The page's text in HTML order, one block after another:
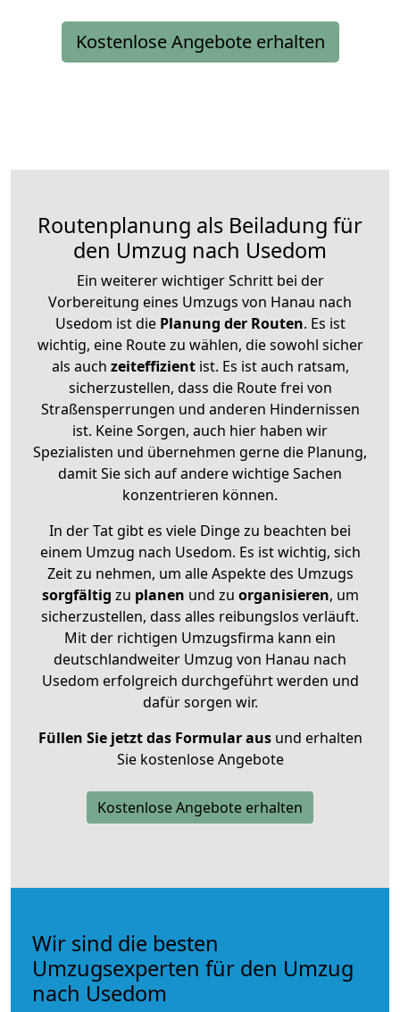
Kostenlose Angebote erhalten
Routenplanung als Beiladung für
den Umzug nach Usedom
Ein weiterer wichtiger Schritt bei der
Vorbereitung eines Umzugs von Hanau nach
Usedom ist diePlanung der Routen. Es ist
wichtig, eine Route zu wählen, die sowohl sicher
als auch zeiteffizientist. Es ist auch ratsam,
sicherzustellen, dass die Route frei von
Straßensperrungen und anderen Hindernissen
ist. Keine Sorgen, auch hier haben wir
Spezialisten und übernehmen gerne die Planung,
damit Sie sich auf andere wichtige Sachen
konzentrieren können.
In der Tat gibt es viele Dinge zu beachten bei
einem Umzug nach Usedom. Es ist wichtig, sich
Zeit zu nehmen, um alle Aspekte des Umzugs
sorgfältig zu planen und zu organisieren, um
sicherzustellen, dass alles reibungslos verläuft.
Mit der richtigen Umzugsfirma kann ein
deutschlandweiter Umzug von Hanau nach
Usedom erfolgreich durchgeführt werden und
dafür sorgen wir.
Füllen Sie jetzt das Formular ausund erhalten
Sie kostenlose Angebote
Kostenlose Angebote erhalten
Wir sind die besten
Umzugsexperten für den Umzug
nach Usedom